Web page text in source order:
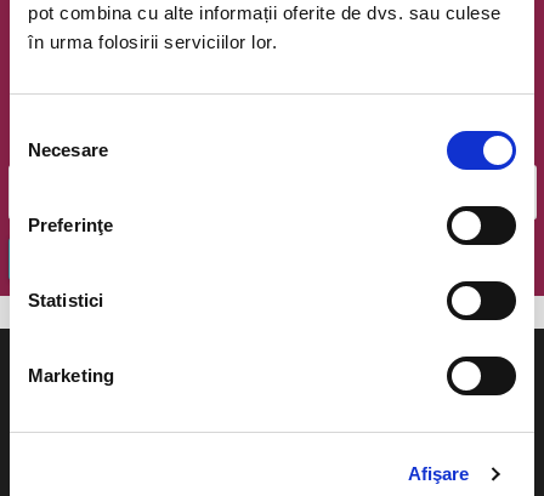
pot combina cu alte informații oferite de dvs. sau culese
în urma folosirii serviciilor lor.
consimțământului
Necesare
Preferinţe
Statistici
Marketing
Afişare
Newsletter @ Bilete.ro
Oferte exclusive si o editie saptamanala cu cele mai noi
Email